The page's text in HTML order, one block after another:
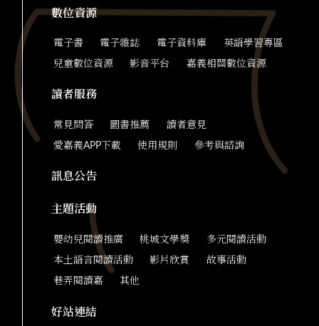
數位資源
電子書 電子雜誌 電子資料庫 英語學習專區
兒童數位資源 影音平台 嘉義相關數位資源
讀者服務
常見問答 圖書推薦 讀者意見
愛嘉義APP下載 使用規則 參考與諮詢
訊息公告
主題活動
嬰幼兒閱讀推廣 桃城文學獎 多元閱讀活動
本土語言閱讀活動 影片欣賞 故事活動
巷弄閱讀嘉 其他
好站連結